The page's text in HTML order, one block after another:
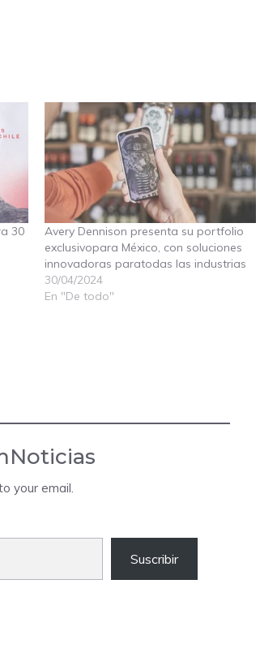
30
Avery Dennison presenta su portfolio
exclusivopara México, con soluciones
innovadoras paratodas las industrias
30/04/2024
En "De todo"
your email.
Suscribir